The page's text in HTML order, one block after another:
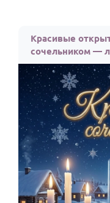
Красивые
сочельником —